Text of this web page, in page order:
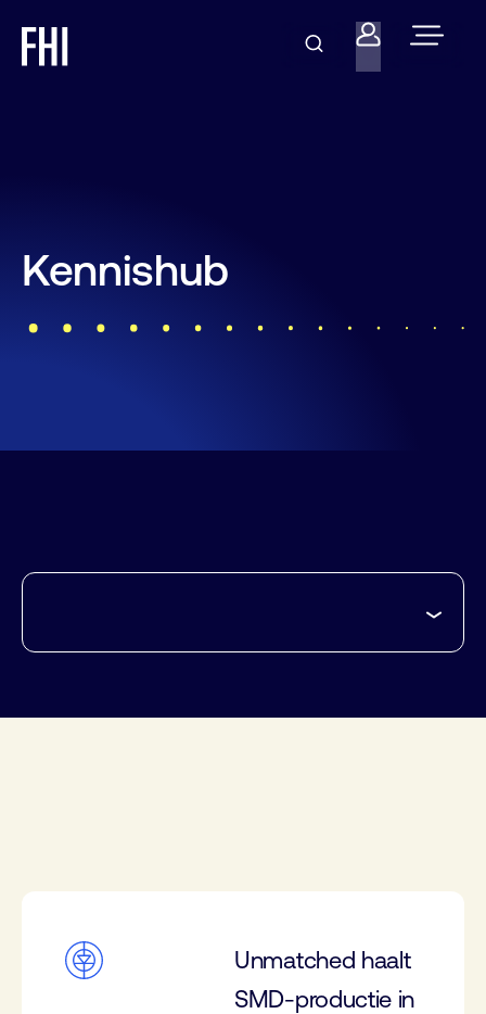
Kennishub
Unmatched haalt
SMD-productie in